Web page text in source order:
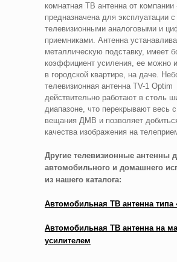
комнатная ТВ антенна от
предназначена для эксплуатации с
телевизионными аналоговыми и
приемниками. Антенна
металлическую подставку, имеет
коэффициент усиления, ее можно
в городской квартире, на даче.
телевизионная антенна TV-1 Optim
действительно работают в столь
диапазоне, что перекрывают весь
вещания ДМВ и позволяет
качества изображения на
Другие телевизионные антенны
автомобильного и домашнего
из нашего каталога:
Автомобильная ТВ антенна типа
Автомобильная ТВ антенна на
усилителем